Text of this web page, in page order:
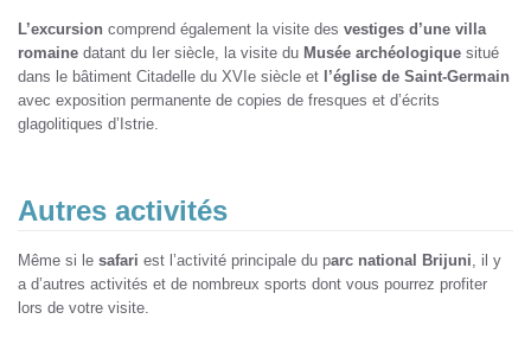
L’excursion comprend également la visite des vestiges d’une villa
romaine datant du Ier siècle, la visite du Musée archéologique situé
dans le bâtiment Citadelle du XVIe siècle et l’église de Saint-Germain
avec exposition permanente de copies de fresques et d’écrits
glagolitiques d’Istrie.
Autres activités
Même si le safari est l’activité principale du parc national Brijuni , il y
a d’autres activités et de nombreux sports dont vous pourrez profiter
lors de votre visite.